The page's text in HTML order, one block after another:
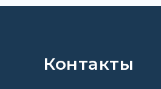
Контакты